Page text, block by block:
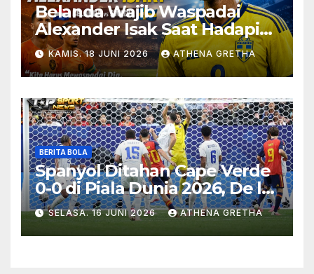
Belanda Wajib Waspadai
Alexander Isak Saat Hadapi
Swedia
KAMIS. 18 JUNI 2026 ATHENA GRETHA
BERITA BOLA
Spanyol Ditahan Cape Verde
0-0 di Piala Dunia 2026, De la
Fuente Soroti Kurangnya
Ketajaman
SELASA. 16 JUNI 2026 ATHENA GRETHA